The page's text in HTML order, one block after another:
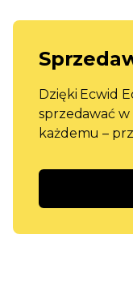
Dzięki Ecwid
sprzedawać
każdemu –